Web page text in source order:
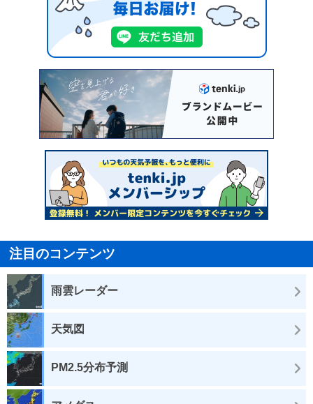
注目のコンテンツ
雨雲レーダー
天気図
PM2.5分布予測